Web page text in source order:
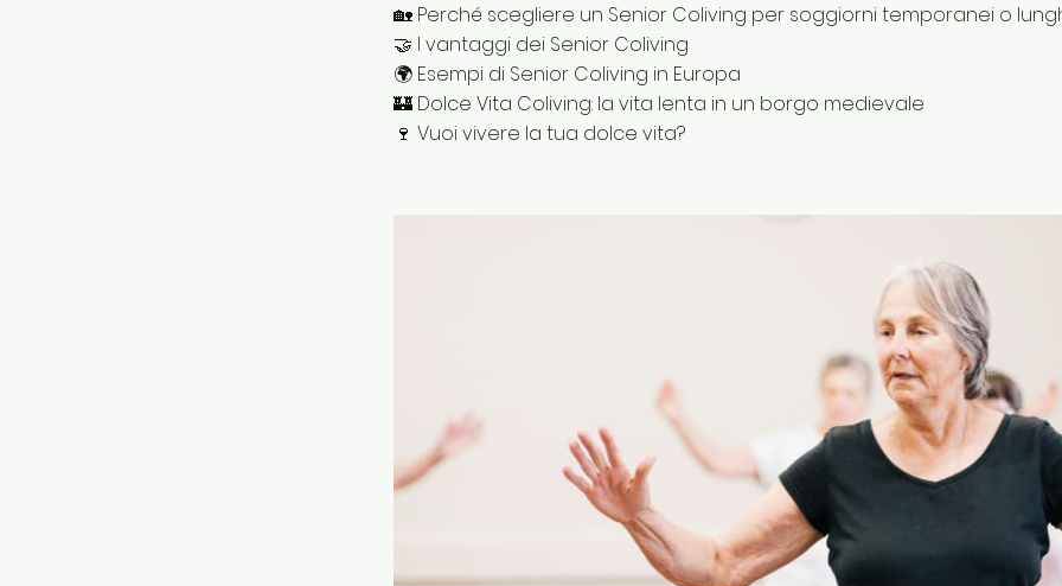
🏡 Perché scegliere un Senior Coliving per soggiorni temporanei o
🤝 I vantaggi dei Senior Coliving
🌍 Esempi di Senior Coliving in Europa
🏰 Dolce Vita Coliving: la vita lenta in un borgo medievale
🍷 Vuoi vivere la tua dolce vita?